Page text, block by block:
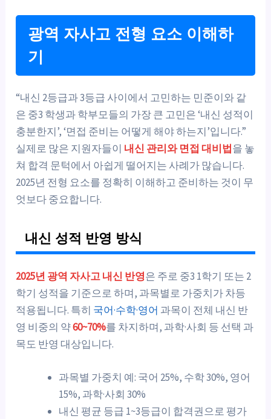
광역 자사고 전형 요소 이해하
기
“내신 2등급과 3등급 사이에서 고민하는 민준이와 같
은 중3 학생과 학부모들의 가장 큰 고민은 ‘내신 성적이
충분한지’, ‘면접 준비는 어떻게 해야 하는지’입니다.”
실제로 많은 지원자들이 내신 관리와 면접 대비법을 놓
쳐 합격 문턱에서 아쉽게 떨어지는 사례가 많습니다.
2025년 전형 요소를 정확히 이해하고 준비하는 것이 무
엇보다 중요합니다.
내신 성적 반영 방식
2025년 광역 자사고 내신 반영은 주로 중3 1학기 또는 2
학기 성적을 기준으로 하며, 과목별로 가중치가 차등
적용됩니다. 특히 국어·수학·영어 과목이 전체 내신 반
영 비중의 약60~70%를 차지하며, 과학·사회 등 선택 과
목도 반영 대상입니다.
과목별 가중치 예: 국어 25%, 수학 30%, 영어
15%, 과학·사회 30%
내신 평균 등급 1~3등급이 합격권으로 평가